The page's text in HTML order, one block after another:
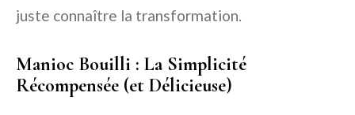
juste connaître la transformation.
Manioc Bouilli : La Simplicité
Récompensée (et Délicieuse)